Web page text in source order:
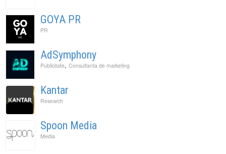
GOYA PR
PR
AdSymphony
Publicitate, Consultanta de marketing
Kantar
Research
Spoon Media
Media